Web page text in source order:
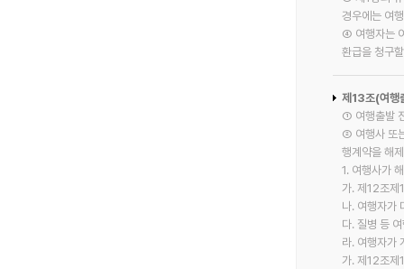
경우에는 여
④ 여행자는
환급을 청구
제13조(여행
① 여행출발
② 여행사 또
행계약을 해
1. 여행사가
가. 제12조제
나. 여행자가
다. 질병 등
라. 여행자가
가. 제12조제